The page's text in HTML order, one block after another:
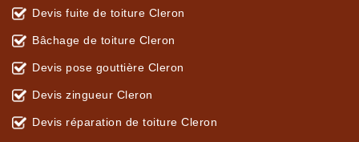
Devis fuite de toiture Cleron
Bâchage de toiture Cleron
Devis pose gouttière Cleron
Devis zingueur Cleron
Devis réparation de toiture Cleron